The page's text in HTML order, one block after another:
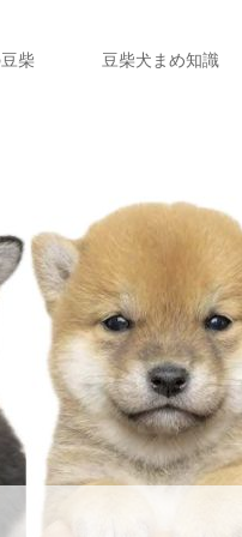
柴 豆柴犬まめ知識